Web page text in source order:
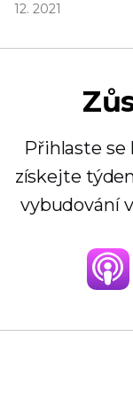
12. 2021
Přihlaste se
získejte
vybudování